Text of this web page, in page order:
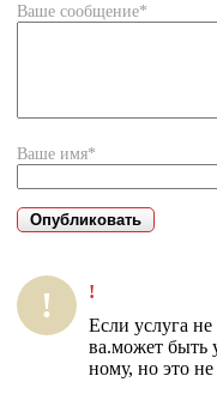
Ваше сообщение*
Ваше имя*
! !
Если услуга
ва.может быть
ному, но это не